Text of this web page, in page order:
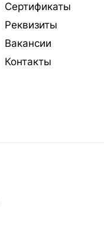
Сертификаты
Реквизиты
Вакансии
Контакты